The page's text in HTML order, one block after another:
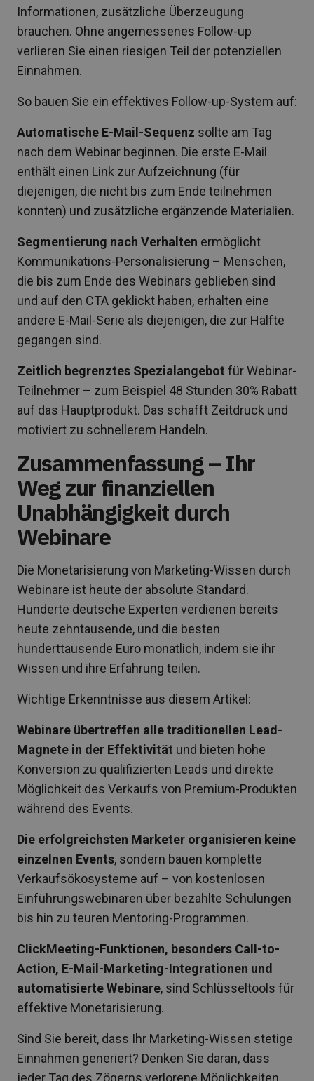
Informationen, zusätzliche Überzeugung
brauchen. Ohne angemessenes Follow-up
verlieren Sie einen riesigen Teil der potenziellen
Einnahmen.
So bauen Sie ein effektives Follow-up-System auf:
Automatische E-Mail-Sequenz sollte am Tag
nach dem Webinar beginnen. Die erste E-Mail
enthält einen Link zur Aufzeichnung (für
diejenigen, die nicht bis zum Ende teilnehmen
konnten) und zusätzliche ergänzende Materialien.
Segmentierung nach Verhalten ermöglicht
Kommunikations-Personalisierung – Menschen,
die bis zum Ende des Webinars geblieben sind
und auf den CTA geklickt haben, erhalten eine
andere E-Mail-Serie als diejenigen, die zur Hälfte
gegangen sind.
Zeitlich begrenztes Spezialangebot für Webinar-
Teilnehmer – zum Beispiel 48 Stunden 30% Rabatt
auf das Hauptprodukt. Das schafft Zeitdruck und
motiviert zu schnellerem Handeln.
Zusammenfassung – Ihr
Weg zur finanziellen
Unabhängigkeit durch
Webinare
Die Monetarisierung von Marketing-Wissen durch
Webinare ist heute der absolute Standard.
Hunderte deutsche Experten verdienen bereits
heute zehntausende, und die besten
hunderttausende Euro monatlich, indem sie ihr
Wissen und ihre Erfahrung teilen.
Wichtige Erkenntnisse aus diesem Artikel:
Webinare übertreffen alle traditionellen Lead-
Magnete in der Effektivität und bieten hohe
Konversion zu qualifizierten Leads und direkte
Möglichkeit des Verkaufs von Premium-Produkten
während des Events.
Die erfolgreichsten Marketer organisieren keine
einzelnen Events, sondern bauen komplette
Verkaufsökosysteme auf – von kostenlosen
Einführungswebinaren über bezahlte Schulungen
bis hin zu teuren Mentoring-Programmen.
ClickMeeting-Funktionen, besonders Call-to-
Action, E-Mail-Marketing-Integrationen und
automatisierte Webinare, sind Schlüsseltools für
effektive Monetarisierung.
Sind Sie bereit, dass Ihr Marketing-Wissen stetige
Einnahmen generiert? Denken Sie daran, dass
jeder Tag des Zögerns verlorene Möglichkeiten